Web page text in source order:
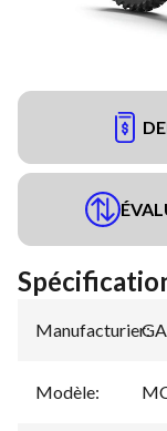
Manufacturier:
Modèle: